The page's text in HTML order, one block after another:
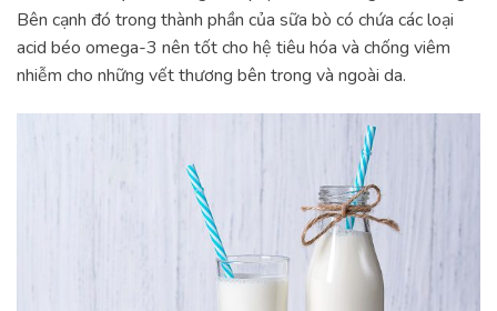
Bên cạnh đó trong thành phần của sữa bò có chứa các loại
acid béo omega-3 nên tốt cho hệ tiêu hóa và chống viêm
nhiễm cho những vết thương bên trong và ngoài da.